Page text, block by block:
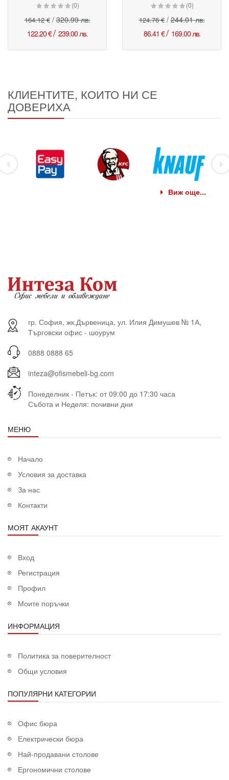
(0)
164.12 €/320.99 лв.
122.20 €/ 239.00 лв.
(0)
124.76 €/244.01 лв.
86.41 €/ 169.00 лв.
КЛИЕНТИТЕ, КОИТО НИ СЕ
ДОВЕРИХА
Виж още...
гр. София, жк.Дървеница, ул. Илия Димушев № 1А,
Търговски офис - шоурум
0888 0888 65
inteza@ofismebeli-bg.com
Понеделник - Петък: от 09:00 до 17:30 часа
Събота и Неделя: почивни дни
МЕНЮ
Начало
Условия за доставка
За нас
Контакти
МОЯТ АКАУНТ
Вход
Регистрация
Профил
Моите поръчки
ИНФОРМАЦИЯ
Политика за поверителност
Общи условия
ПОПУЛЯРНИ КАТЕГОРИИ
Офис бюра
Електрически бюра
Най-продавани столове
Ергономични столове